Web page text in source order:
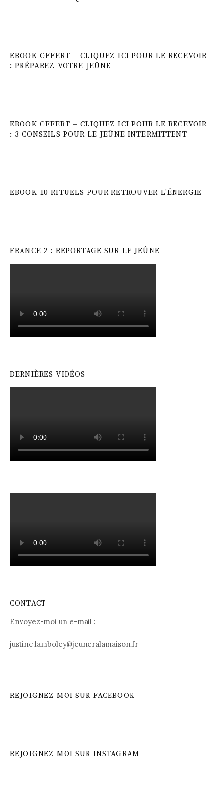
EBOOK OFFERT – CLIQUEZ ICI POUR LE RECEVOIR
: PRÉPAREZ VOTRE JEÛNE
EBOOK OFFERT – CLIQUEZ ICI POUR LE RECEVOIR
: 3 CONSEILS POUR LE JEÛNE INTERMITTENT
EBOOK 10 RITUELS POUR RETROUVER L’ÉNERGIE
FRANCE 2 : REPORTAGE SUR LE JEÛNE
DERNIÈRES VIDÉOS
CONTACT
Envoyez-moi un e-mail :
justine.lamboley@jeuneralamaison.fr
REJOIGNEZ MOI SUR FACEBOOK
REJOIGNEZ MOI SUR INSTAGRAM